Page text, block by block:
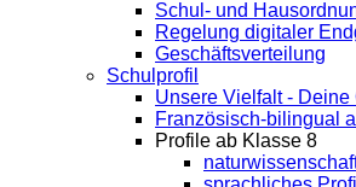
Schul- und
Regelung digitaler
Geschäftsverteilung
Schulprofil
Unsere Vielfalt - Deine
Französisch-bilingual
Profile ab Klasse 8